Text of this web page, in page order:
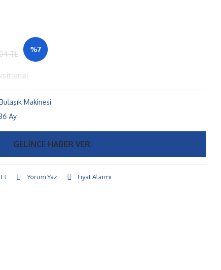
TL
%7
Makinesi
Ay
GELİNCE HABER VER
Yorum Yaz Fiyat Alarmı